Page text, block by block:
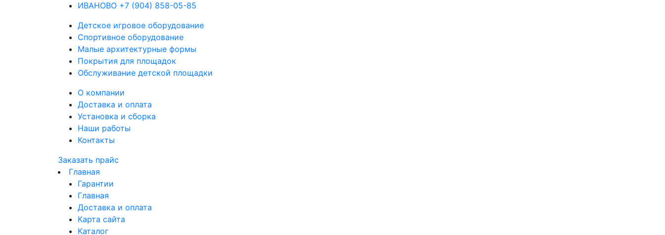
ИВАНОВО +7 (904) 858-05-85
Детское игровое оборудование
Спортивное оборудование
Малые архитектурные формы
Покрытия для площадок
Обслуживание детской площадки
О компании
Доставка и оплата
Установка и сборка
Наши работы
Контакты
Заказать прайс
Главная
Гарантии
Главная
Доставка и оплата
Карта сайта
Каталог